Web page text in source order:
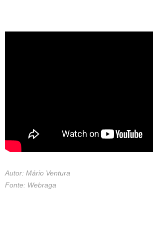
Autor: Mário Ventura
Fonte: Webraga